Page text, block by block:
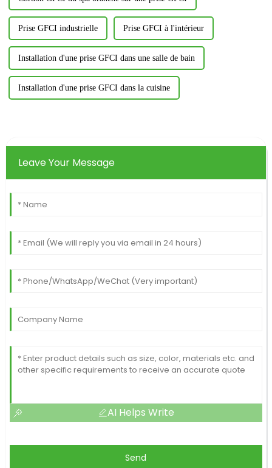
Prise GFCI industrielle Prise GFCI à l'intérieur
Installation d'une prise GFCI dans une salle de bain
Installation d'une prise GFCI dans la cuisine
Leave Your Message
AI Helps Write
Send